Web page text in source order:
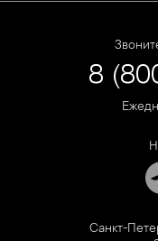
8
Санкт-